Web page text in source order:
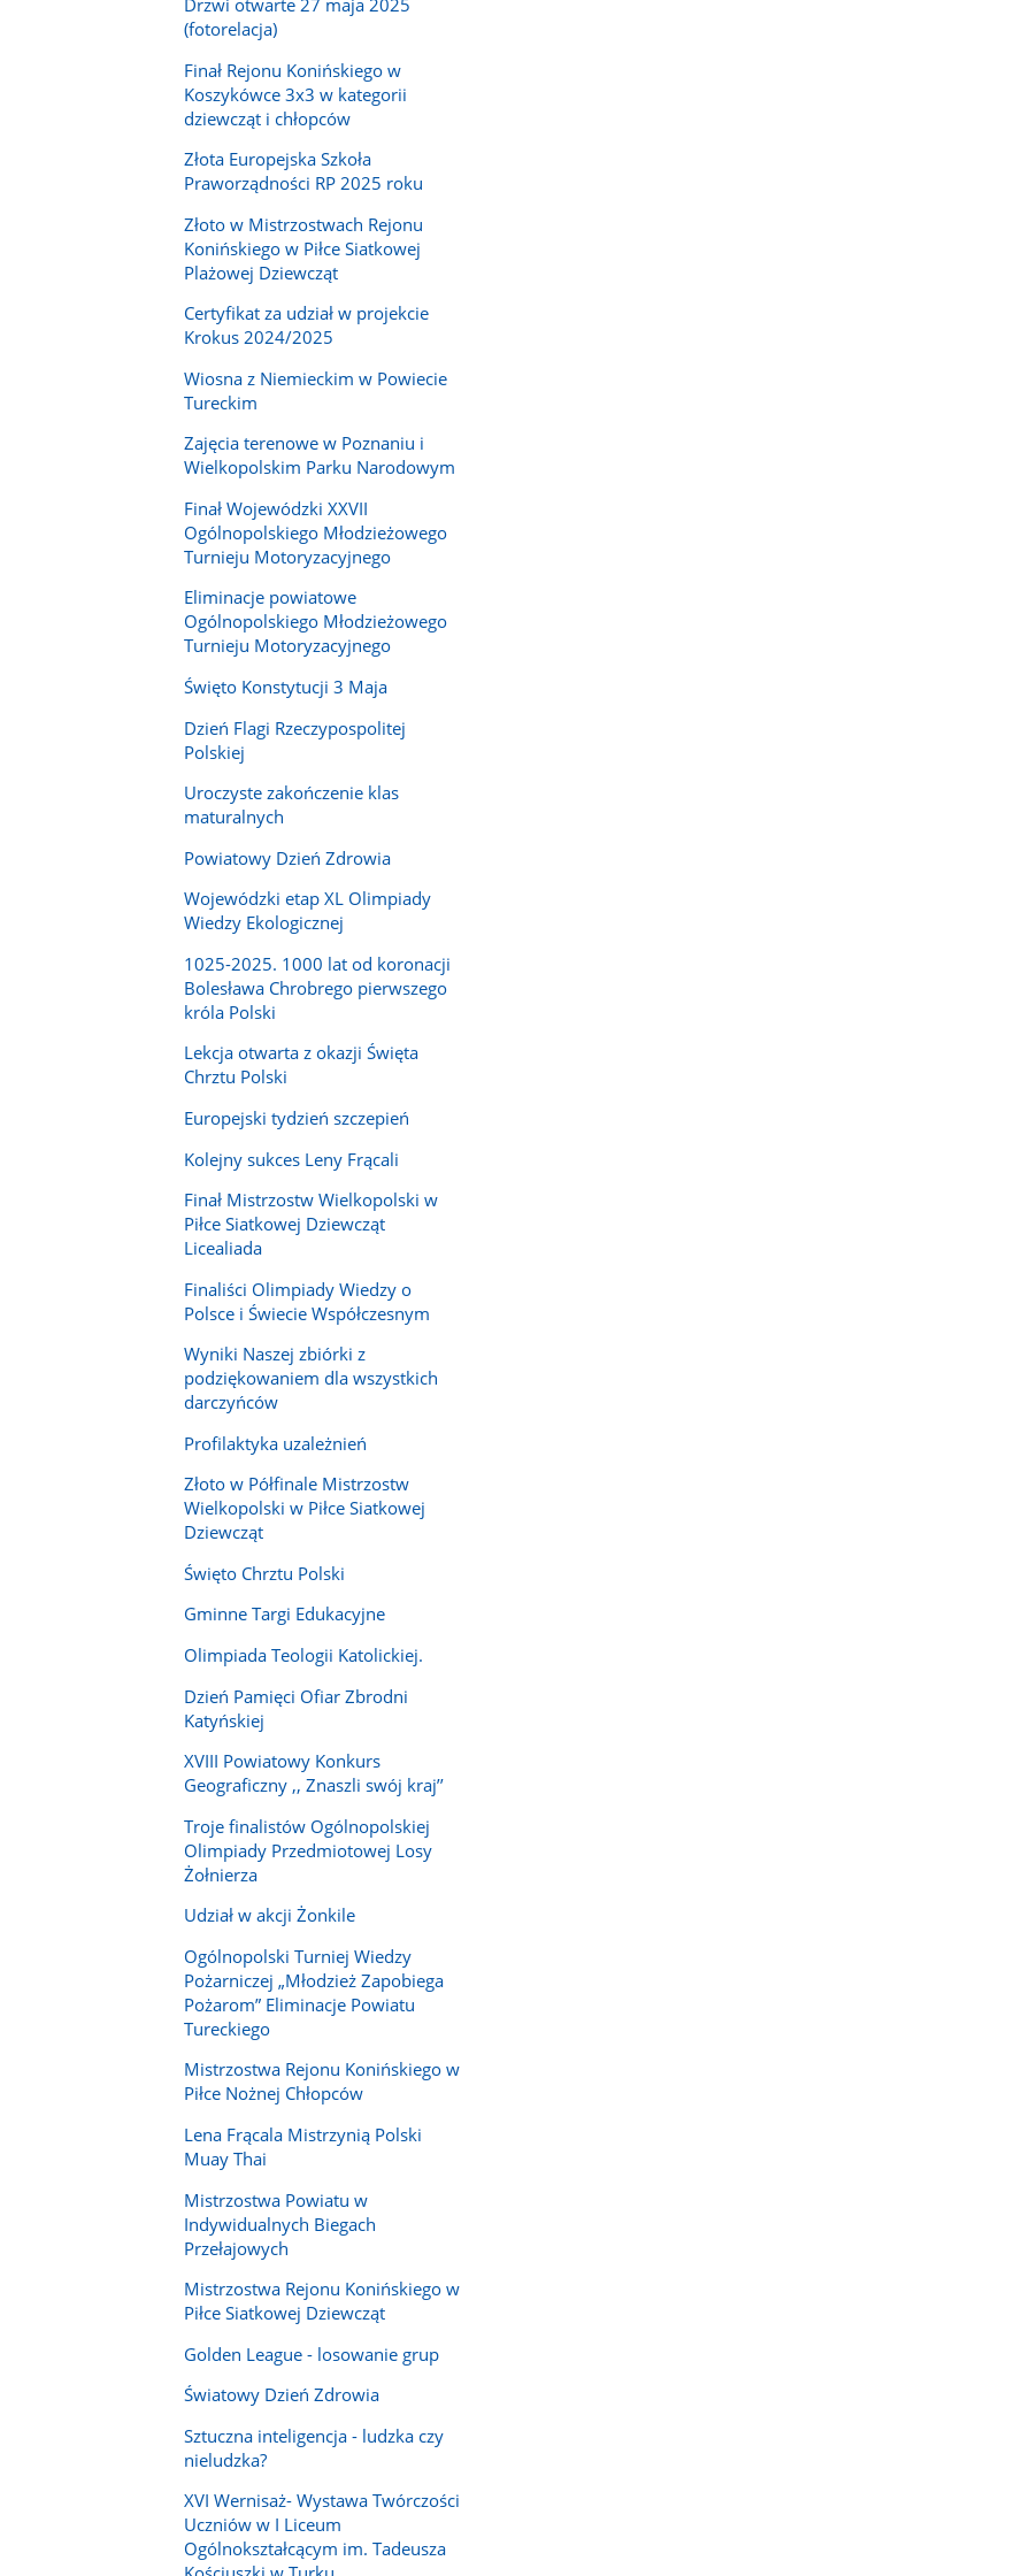
(fotorelacja)
Finał Rejonu Konińskiego w
Koszykówce 3x3 w kategorii
dziewcząt i chłopców
Złota Europejska Szkoła
Praworządności RP 2025 roku
Złoto w Mistrzostwach Rejonu
Konińskiego w Piłce Siatkowej
Plażowej Dziewcząt
Certyfikat za udział w projekcie
Krokus 2024/2025
Wiosna z Niemieckim w Powiecie
Tureckim
Zajęcia terenowe w Poznaniu i
Wielkopolskim Parku Narodowym
Finał Wojewódzki XXVII
Ogólnopolskiego Młodzieżowego
Turnieju Motoryzacyjnego
Eliminacje powiatowe
Ogólnopolskiego Młodzieżowego
Turnieju Motoryzacyjnego
Święto Konstytucji 3 Maja
Dzień Flagi Rzeczypospolitej
Polskiej
Uroczyste zakończenie klas
maturalnych
Powiatowy Dzień Zdrowia
Wojewódzki etap XL Olimpiady
Wiedzy Ekologicznej
1025-2025. 1000 lat od koronacji
Bolesława Chrobrego pierwszego
króla Polski
Lekcja otwarta z okazji Święta
Chrztu Polski
Europejski tydzień szczepień
Kolejny sukces Leny Frącali
Finał Mistrzostw Wielkopolski w
Piłce Siatkowej Dziewcząt
Licealiada
Finaliści Olimpiady Wiedzy o
Polsce i Świecie Współczesnym
Wyniki Naszej zbiórki z
podziękowaniem dla wszystkich
darczyńców
Profilaktyka uzależnień
Złoto w Półfinale Mistrzostw
Wielkopolski w Piłce Siatkowej
Dziewcząt
Święto Chrztu Polski
Gminne Targi Edukacyjne
Olimpiada Teologii Katolickiej.
Dzień Pamięci Ofiar Zbrodni
Katyńskiej
XVIII Powiatowy Konkurs
Geograficzny ,, Znaszli swój kraj’’
Troje finalistów Ogólnopolskiej
Olimpiady Przedmiotowej Losy
Żołnierza
Udział w akcji Żonkile
Ogólnopolski Turniej Wiedzy
Pożarniczej „Młodzież Zapobiega
Pożarom” Eliminacje Powiatu
Tureckiego
Mistrzostwa Rejonu Konińskiego w
Piłce Nożnej Chłopców
Lena Frącala Mistrzynią Polski
Muay Thai
Mistrzostwa Powiatu w
Indywidualnych Biegach
Przełajowych
Mistrzostwa Rejonu Konińskiego w
Piłce Siatkowej Dziewcząt
Golden League - losowanie grup
Światowy Dzień Zdrowia
Sztuczna inteligencja - ludzka czy
nieludzka?
XVI Wernisaż- Wystawa Twórczości
Uczniów w I Liceum
Ogólnokształcącym im. Tadeusza